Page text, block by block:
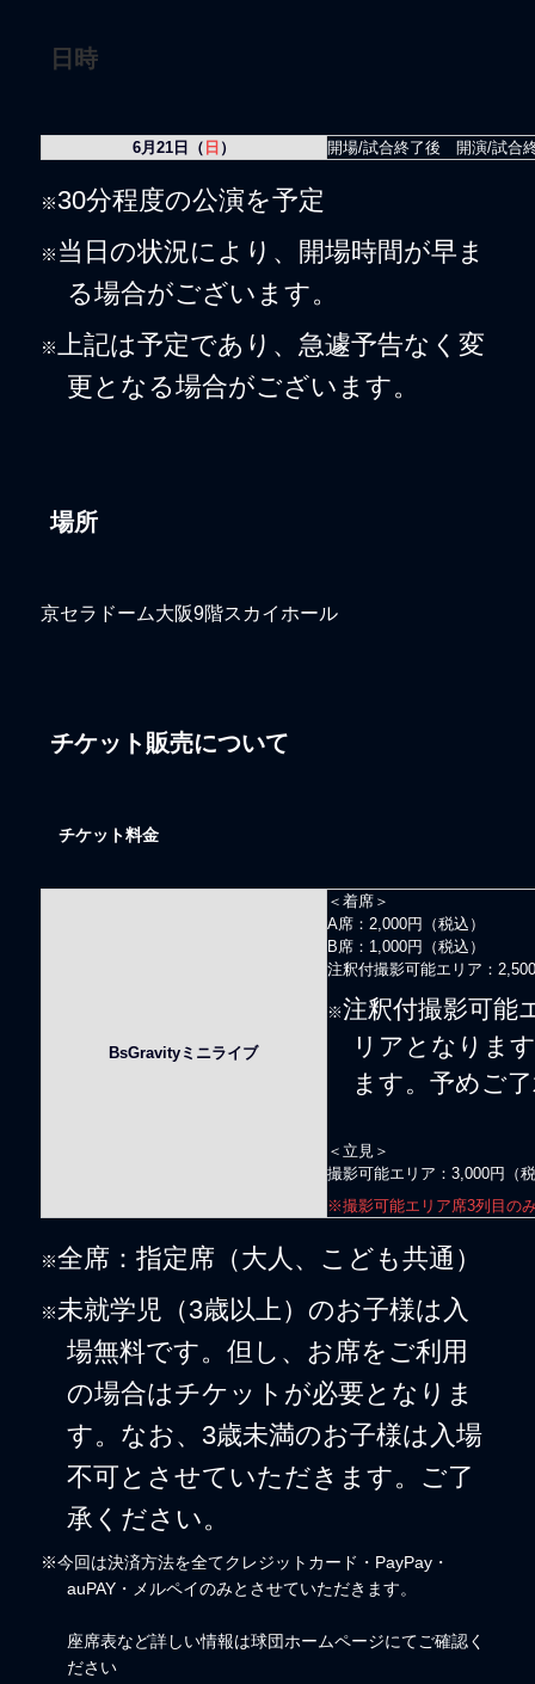
日時
6月21日（ 日 ） 開場/試合終了後 開演/試合
※30分程度の公演を予定
※ 当日の状況により、開場時間が早ま
る場合がございます。
※
上記は予定であり、急遽予告なく変
更となる場合がございます。
場所
京セラドーム大阪9階スカイホール
チケット販売について
チケット料金
BsGravityミニライブ
＜着席＞
A席：2,000円（税込）
B席：1,000円（税込）
注釈付撮影可能エリア：
※注釈付撮影可能
リアとなりま
ます。予めご
＜立見＞
撮影可能エリア：3,000円（
※撮影可能エリア席3列目の
※全席：指定席（大人、こども共通）
※未就学児（3歳以上）のお子様は入
場無料です。但し、お席をご利用
の場合はチケットが必要となりま
す。なお、3歳未満のお子様は入場
不可とさせていただきます。ご了
承ください。
※今回は決済方法を全てクレジットカード・PayPay・
auPAY・メルペイのみとさせていただきます。
座席表など詳しい情報は球団ホームページにてご確認く
ださい